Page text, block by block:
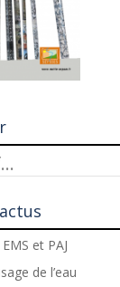
et PAJ
de l’eau